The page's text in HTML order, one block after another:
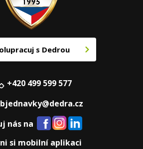
s Dedrou
+420 499 599 577
nás na
si mobilní aplikaci